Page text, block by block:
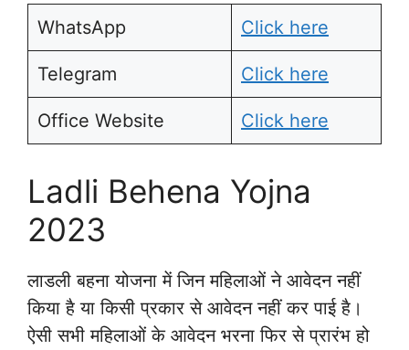
WhatsApp Click here
Telegram Click here
Office Website Click here
Ladli Behena Yojna
2023
लाडली बहना योजना में जिन महिलाओं ने आवेदन नहीं
किया है या किसी प्रकार से आवेदन नहीं कर पाई है।
ऐसी सभी महिलाओं के आवेदन भरना फिर से प्रारंभ हो